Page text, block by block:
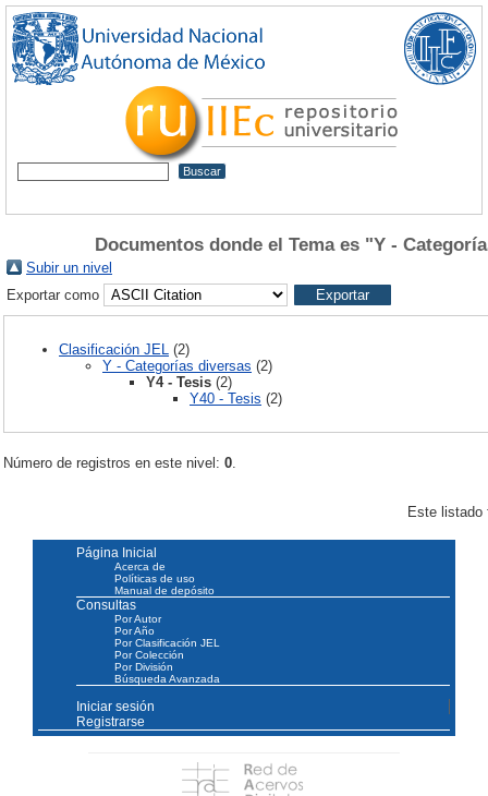
Documentos donde el Tema es "Y -
Subir un nivel
Exportar como
Clasificación JEL
(2)
Y - Categorías diversas (2)
Y4 - Tesis (2)
Y40 - Tesis (2)
Número de registros en este nivel: 0
Este listado
Página Inicial
Acerca de
Políticas de uso
Manual de depósito
Consultas
Por Autor
Por Año
Por Clasificación JEL
Por Colección
Por División
Búsqueda Avanzada
Iniciar sesión
Registrarse